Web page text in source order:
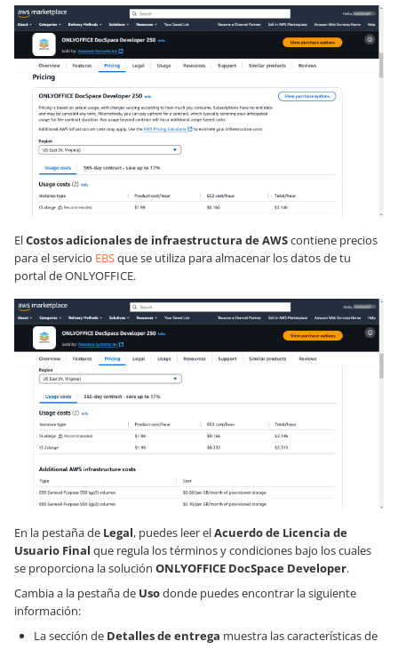
ElCostos adicionales de infraestructura de AWScontiene precios
para el servicio EBSque se utiliza para almacenar los datos de tu
portal de ONLYOFFICE.
En la pestaña de Legal, puedes leer elAcuerdo de Licencia de
Usuario Final que regula los términos y condiciones bajo los cuales
se proporciona la solución ONLYOFFICE DocSpace Developer.
Cambia a la pestaña de Usodonde puedes encontrar la siguiente
información:
La sección de Detalles de entrega muestra las características de